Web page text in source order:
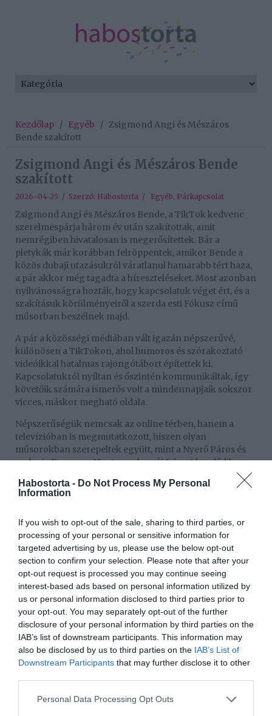
Habostorta - Do Not Process My Personal
Information
If you wish to opt-out of the sale, sharing to third parties, or
processing of your personal or sensitive information for
targeted advertising by us, please use the below opt-out
section to confirm your selection. Please note that after your
opt-out request is processed you may continue seeing
interest-based ads based on personal information utilized by
us or personal information disclosed to third parties prior to
your opt-out. You may separately opt-out of the further
disclosure of your personal information by third parties on the
IAB’s list of downstream participants. This information may
also be disclosed by us to third parties on the IAB’s List of
Downstream Participants that may further disclose it to other
Please note that this website/app uses one or more Google
Personal Data Processing Opt Outs
Kezdőlap / Egyéb / Zsigmond Angi és Mészáros
Bende szakított
Zsigmond Angi és Mészáros Bende
szakított
2026-04-25 / Szerző: Habostorta / Egyéb, Párkapcsolat
Zsigmond Angi és Mészáros Bende, a TikTok kedvenc
szerelmespárja három év után szakítottak, amit
nemrégiben hivatalosan is megerősítettek. Bár a
pletykák már korábban felröppentek, amikor Bende a
közös dubaji utazásukról váratlanul hamarabb tért haza,
a pár akkor még tagadta a híreszteléseket. Most azonban
nyilvánosságra hozták, hogy kapcsolatuk véget ért, és a
szakításuk körülményeiről a szerda esti Fókusz című
műsorban beszélnek majd.
A pár a közösségi médiában vált igazán népszerűvé,
különösen a TikTokon, ahol humoros és szórakoztató
videóikkal hatalmas rajongótábort építettek ki.
Kapcsolatukról nyíltan és őszintén kommunikáltak, így
követőik számára ismerős volt a mindennapjaik sokszor
vicces, máskor megható oldala.
Népszerűségük nemcsak az online térben, hanem a
televízióban is megmutatkozott, hiszen olyan
műsorokban szerepeltek együtt, mint a Nyerő Páros és
az Ázsia Expressz. Most azonban új fejezet kezdődik az
csatája című realityben vállalnak szerepet, ahol friss
Megosztás: Facebook Twitter Pinterest
Címkék: párkapcsolat, szakítás, pletyka,Tiktok,
Mészáros Bende,Zsigmond Andi
Korábbi bejegyzések Következő bejegyzés
HASONLÓ BEJEGYZÉSEK